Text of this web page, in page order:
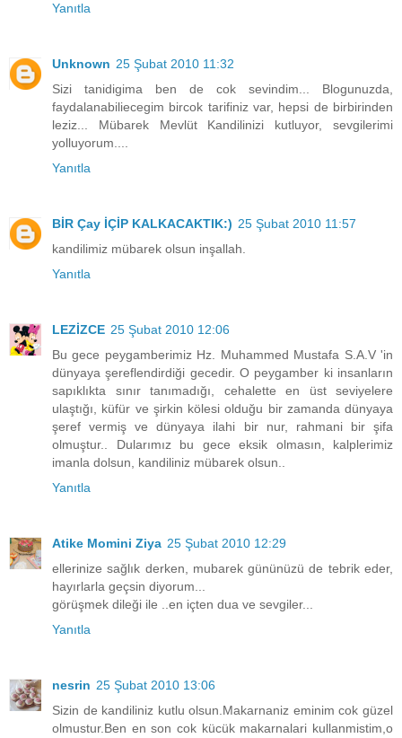
Yanıtla
Unknown 25 Şubat 2010 11:32
Sizi tanidigima ben de cok sevindim... Blogunuzda,
faydalanabiliecegim bircok tarifiniz var, hepsi de birbirinden
leziz... Mübarek Mevlüt Kandilinizi kutluyor, sevgilerimi
yolluyorum....
Yanıtla
BİR Çay İÇİP KALKACAKTIK:) 25 Şubat 2010 11:57
kandilimiz mübarek olsun inşallah.
Yanıtla
LEZİZCE 25 Şubat 2010 12:06
Bu gece peygamberimiz Hz. Muhammed Mustafa S.A.V 'in
dünyaya şereflendirdiği gecedir. O peygamber ki insanların
sapıklıkta sınır tanımadığı, cehalette en üst seviyelere
ulaştığı, küfür ve şirkin kölesi olduğu bir zamanda dünyaya
şeref vermiş ve dünyaya ilahi bir nur, rahmani bir şifa
olmuştur.. Dularımız bu gece eksik olmasın, kalplerimiz
imanla dolsun, kandiliniz mübarek olsun..
Yanıtla
Atike Momini Ziya 25 Şubat 2010 12:29
ellerinize sağlık derken, mubarek gününüzü de tebrik eder,
hayırlarla geçsin diyorum...
görüşmek dileği ile ..en içten dua ve sevgiler...
Yanıtla
nesrin 25 Şubat 2010 13:06
Sizin de kandiliniz kutlu olsun.Makarnaniz eminim cok güzel
olmustur.Ben en son cok kücük makarnalari kullanmistim,o